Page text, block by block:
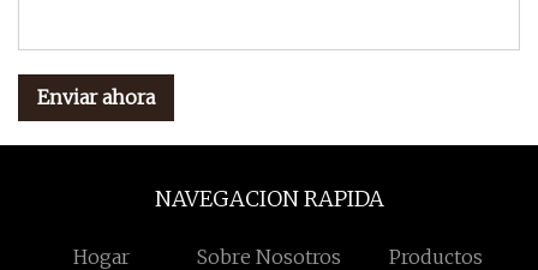
Enviar ahora
NAVEGACION RAPIDA
Hogar Sobre Nosotros Productos